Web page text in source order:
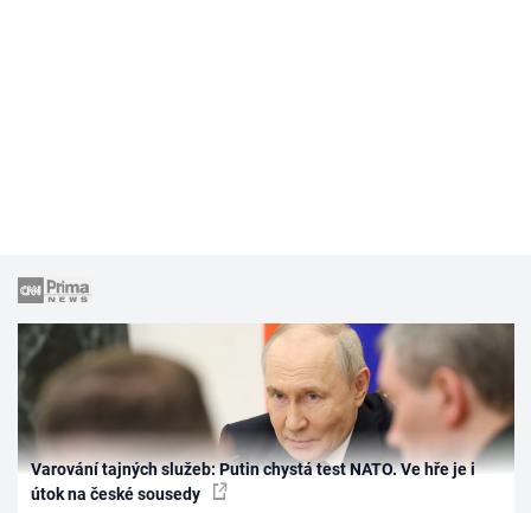
Varování tajných služeb: Putin chystá test NATO. Ve hře je i
útok na české sousedy